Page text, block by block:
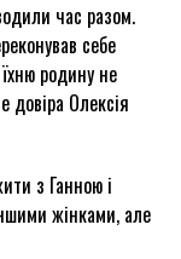
час разом.
себе
родину не
довіра Олексія
з Ганною і
жінками, але